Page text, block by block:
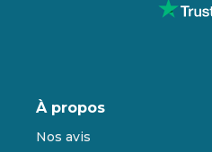
À propos
Nos avis